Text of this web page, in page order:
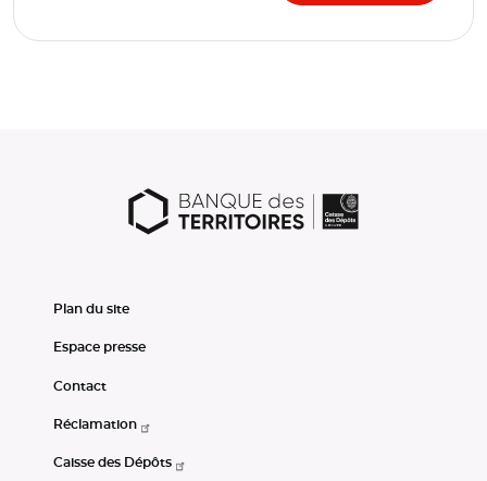
Plan du site
Espace presse
Contact
Réclamation
Caisse des Dépôts